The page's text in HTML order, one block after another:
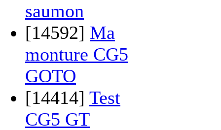
saumon
[14592] Ma
monture CG5
GOTO
[14414] Test
CG5 GT